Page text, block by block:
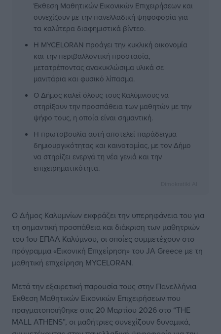
Έκθεση Μαθητικών Εικονικών Επιχειρήσεων και
συνεχίζουν με την πανελλαδική ψηφοφορία για
τα καλύτερα διαφημιστικά βίντεο.
Η MYCELORAN προάγει την κυκλική οικονομία
και την περιβαλλοντική προστασία,
μετατρέποντας ανακυκλώσιμα υλικά σε
μανιτάρια και φυσικό λίπασμα.
Ο Δήμος καλεί όλους τους Καλύμνιους να
στηρίξουν την προσπάθεια των μαθητών με την
ψήφο τους, η οποία είναι σημαντική.
Η πρωτοβουλία αυτή αποτελεί παράδειγμα
δημιουργικότητας και καινοτομίας, με τον Δήμο
να στηρίζει ενεργά τη νέα γενιά και την
επιχειρηματικότητα.
Ο Δήμος Καλυμνίων εκφράζει την υπερηφάνεια του για
τη σημαντική προσπάθεια και διάκριση των μαθητριών
του 1ου ΕΠΑΛ Καλύμνου, οι οποίες συμμετέχουν στο
πρόγραμμα «Εικονική Επιχείρηση» του JA Greece με τη
μαθητική επιχείρηση MYCELORAN.
Μετά την εξαιρετική παρουσία τους στην Πανελλήνια
Έκθεση Μαθητικών Εικονικών Επιχειρήσεων που
πραγματοποιήθηκε στις 20 Μαρτίου 2026 στο “THE
MALL ATHENS”, οι μαθήτριες συνεχίζουν δυναμικά,